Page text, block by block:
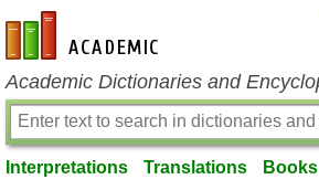
en-academic.com
Academic Dictionaries and
Interpretations Translations Books